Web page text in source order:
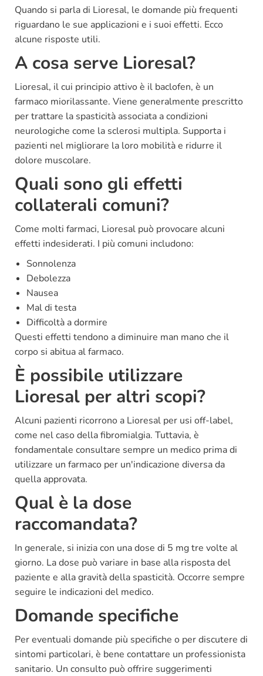
Quando si parla di Lioresal, le domande più frequenti
riguardano le sue applicazioni e i suoi effetti. Ecco
alcune risposte utili.
A cosa serve Lioresal?
Lioresal, il cui principio attivo è il baclofen, è un
farmaco miorilassante. Viene generalmente prescritto
per trattare la spasticità associata a condizioni
neurologiche come la sclerosi multipla. Supporta i
pazienti nel migliorare la loro mobilità e ridurre il
dolore muscolare.
Quali sono gli effetti
collaterali comuni?
Come molti farmaci, Lioresal può provocare alcuni
effetti indesiderati. I più comuni includono:
Sonnolenza
Debolezza
Nausea
Mal di testa
Difficoltà a dormire
Questi effetti tendono a diminuire man mano che il
corpo si abitua al farmaco.
È possibile utilizzare
Lioresal per altri scopi?
Alcuni pazienti ricorrono a Lioresal per usi off-label,
come nel caso della fibromialgia. Tuttavia, è
fondamentale consultare sempre un medico prima di
utilizzare un farmaco per un'indicazione diversa da
quella approvata.
Qual è la dose
raccomandata?
In generale, si inizia con una dose di 5 mg tre volte al
giorno. La dose può variare in base alla risposta del
paziente e alla gravità della spasticità. Occorre sempre
seguire le indicazioni del medico.
Domande specifiche
Per eventuali domande più specifiche o per discutere di
sintomi particolari, è bene contattare un professionista
sanitario. Un consulto può offrire suggerimenti